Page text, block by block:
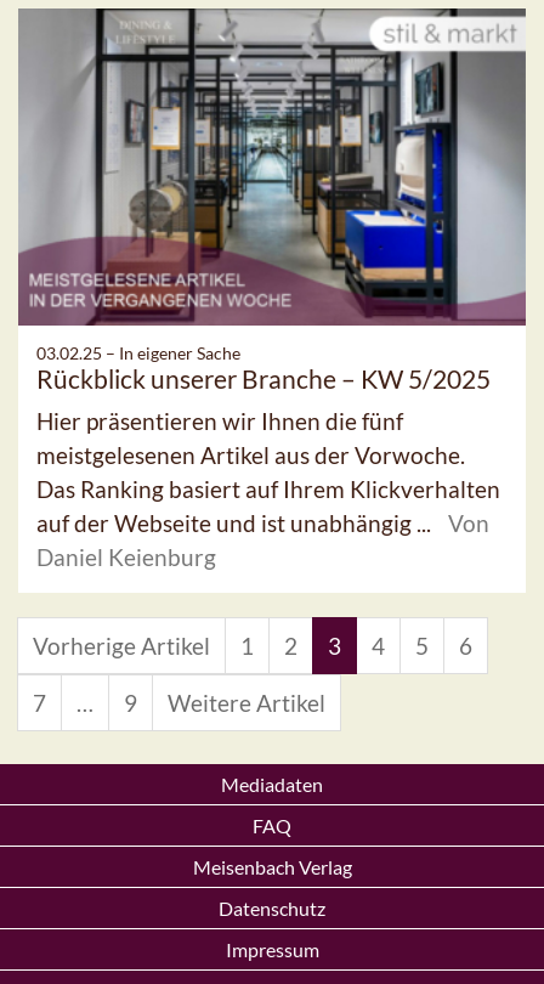
03.02.25 – In eigener Sache
Rückblick unserer Branche – KW 5/2025
Hier präsentieren wir Ihnen die fünf
meistgelesenen Artikel aus der Vorwoche.
Das Ranking basiert auf Ihrem Klickverhalten
auf der Webseite und ist unabhängig ...
Von
Daniel Keienburg
Vorherige Artikel 1 2 3 4 5 6
7 … 9 Weitere Artikel
Mediadaten
FAQ
Meisenbach Verlag
Datenschutz
Impressum